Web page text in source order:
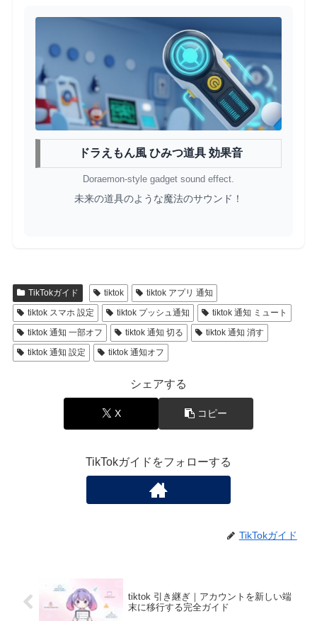
ドラえもん風 ひみつ道具 効果音
Doraemon-style gadget sound effect.
未来の道具のような魔法のサウンド！
TikTokガイド tiktok
tiktok アプリ 通知
tiktok スマホ 設定
tiktok プッシュ通知
tiktok 通知 ミュート
tiktok 通知 一部オフ
tiktok 通知 切る
tiktok 通知 消す
tiktok 通知 設定
tiktok 通知オフ
シェアする
X コピー
TikTokガイドをフォローする
TikTokガイド
tiktok 引き継ぎ｜アカウントを新しい端
末に移行する完全ガイド